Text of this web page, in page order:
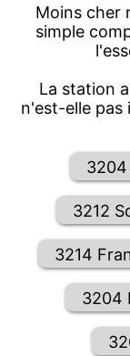
Moins cher
simple
La station
n'est-elle pas
3204
3212
3214
3204